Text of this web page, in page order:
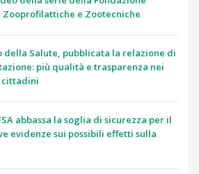
Zooprofilattiche e Zootecniche
della Salute, pubblicata la relazione di
più qualità e trasparenza nei
cittadini
abbassa la soglia di sicurezza per il
evidenze sui possibili effetti sulla